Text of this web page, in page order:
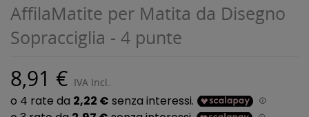
AffilaMatite per Matita da Disegno
Sopracciglia - 4 punte
8,91 € IVA Incl.